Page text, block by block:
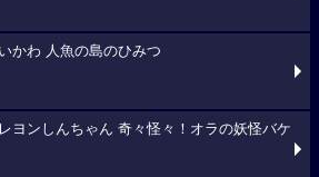
かわ 人魚の島のひみつ
ヨンしんちゃん 奇々怪々！オラの妖怪バケ